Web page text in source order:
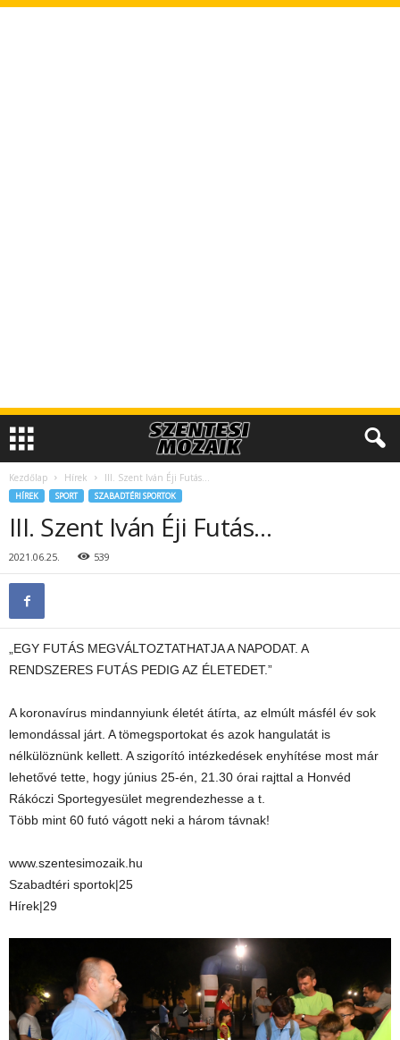
Kezdőlap Hírek III. Szent Iván Éji Futás…
HÍREK SPORT SZABADTÉRI SPORTOK
III. Szent Iván Éji Futás…
2021.06.25. 539
„EGY FUTÁS MEGVÁLTOZTATHATJA A NAPODAT. A
RENDSZERES FUTÁS PEDIG AZ ÉLETEDET.”
A koronavírus mindannyiunk életét átírta, az elmúlt másfél év sok
lemondással járt. A tömegsportokat és azok hangulatát is
nélkülöznünk kellett. A szigorító intézkedések enyhítése most már
lehetővé tette, hogy június 25-én, 21.30 órai rajttal a Honvéd
Rákóczi Sportegyesület megrendezhesse a t.
Több mint 60 futó vágott neki a három távnak!
www.szentesimozaik.hu
Szabadtéri sportok|25
Hírek|29